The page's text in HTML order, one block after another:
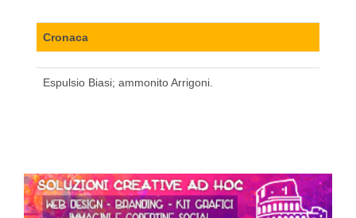
Cronaca
Espulsio Biasi; ammonito Arrigoni.